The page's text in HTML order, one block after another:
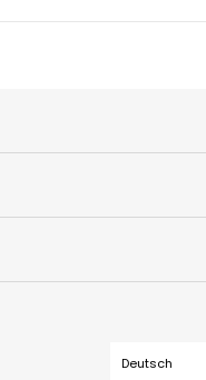
Deutsch